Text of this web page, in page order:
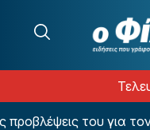
του για τον